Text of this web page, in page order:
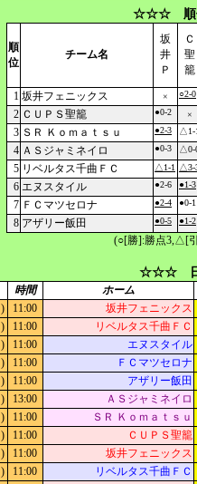
☆☆☆ 順
順
位
チーム名
坂
井
Ｐ
Ｃ
聖
籠
1 坂井フェニックス × ○2-0
2 ＣＵＰＳ聖籠 ●0-2 ×
3 ＳＲ Ｋｏｍａｔｓｕ ●2-3 △1-
4 ＡＳジャミネイロ ●0-3 △0-
5 リベルタス千曲ＦＣ △1-1 △3-
6 エヌスタイル ●2-6 ●1-3
7 ＦＣマツセロナ ●2-4 ●0-1
8 アザリー飯田 ●0-5 ●1-2
(○[勝]:勝点3,△[
☆☆☆ 日
時間 ホーム
11:00
坂井フェニックス
11:00
リベルタス千曲ＦＣ
11:00
エヌスタイル
11:00 ＦＣマツセロナ
11:00
アザリー飯田
13:00
ＡＳジャミネイロ
11:00
ＳＲ Ｋｏｍａｔｓｕ
11:00 ＣＵＰＳ聖籠
11:00
坂井フェニックス
11:00
リベルタス千曲ＦＣ